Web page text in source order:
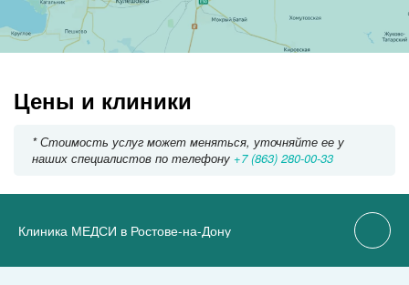
Цены и клиники
* Стоимость услуг может меняться, уточняйте ее у
наших специалистов по телефону +7 (863) 280-00-33
Клиника МЕДСИ в Ростове-на-Дону